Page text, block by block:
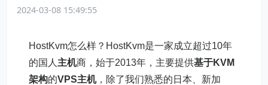
2024-03-08 15:49:55
HostKvm怎么样？HostKvm是一家成立超过10年
的国人 主机商，始于2013年，主要提供基于KVM
架构的VPS主机，除了我们熟悉的日本、新加